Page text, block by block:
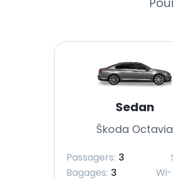
Sedan
Škoda Octavia
Passagers: 3
Bagages: 3 Wi-